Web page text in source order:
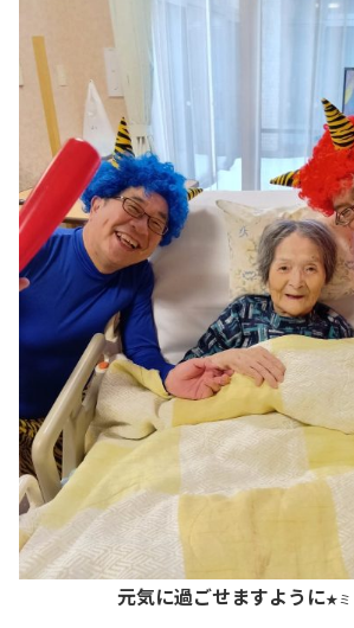
元気に過ごせますように★ミ